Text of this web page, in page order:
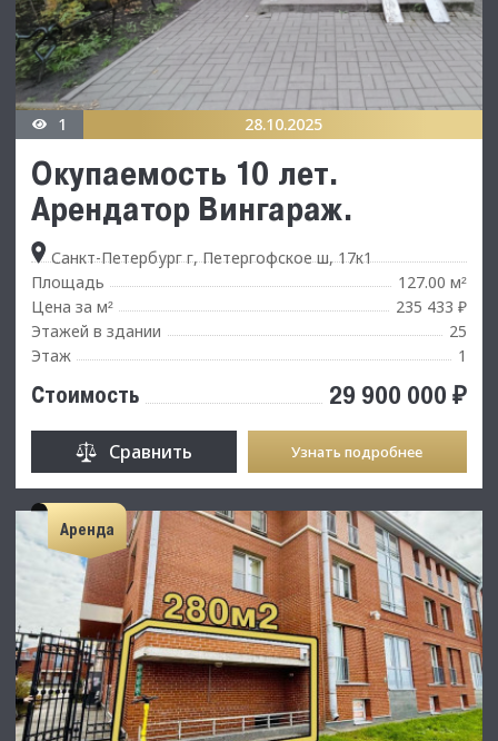
1 28.10.2025
Окупаемость 10 лет.
Арендатор Вингараж.
Санкт-Петербург г, Петергофское ш, 17к1
Площадь
127.00 м²
Цена за м²
235 433 ₽
Этажей в здании
25
Этаж
1
Стоимость 29 900 000 ₽
Сравнить Узнать подробнее
Аренда